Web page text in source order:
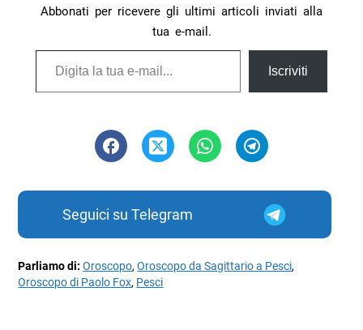
Abbonati per ricevere gli ultimi articoli inviati alla
tua e-mail.
Digita la tua e-mail...
Iscriviti
Seguici su Telegram
Parliamo di:Oroscopo,Oroscopo da Sagittario a Pesci,
Oroscopo di Paolo Fox, Pesci